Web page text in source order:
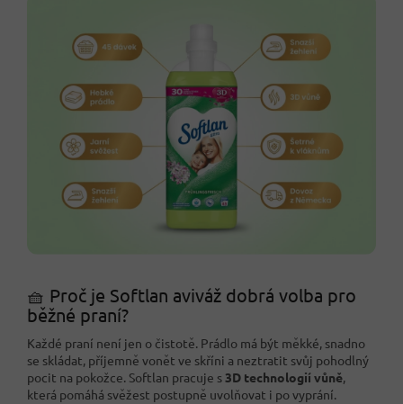
🧺 Proč je Softlan aviváž dobrá volba pro
běžné praní?
Každé praní není jen o čistotě. Prádlo má být měkké, snadno
se skládat, příjemně vonět ve skříni a neztratit svůj pohodlný
pocit na pokožce. Softlan pracuje s3D technologií vůně,
která pomáhá svěžest postupně uvolňovat i po vyprání.